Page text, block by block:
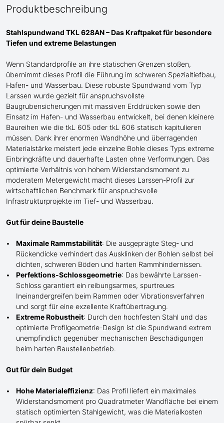
Produktbeschreibung
Stahlspundwand TKL 628AN – Das Kraftpaket fürbesondere
Tiefen und extreme Belastungen
Wenn Standardprofile an ihre statischen Grenzen stoßen,
übernimmt dieses Profil die Führung im schweren Spezialtiefbau,
Hafen- und Wasserbau. Diese robuste Spundwand vom Typ
Larssen wurde gezielt für anspruchsvollste
Baugrubensicherungen mit massiven Erddrücken sowie den
Einsatz im Hafen- und Wasserbau entwickelt, bei denen kleinere
Baureihen wie die tkL 605 oder tkL 606 statisch kapitulieren
müssen. Dank ihrer enormen Wandhöhe und überragenden
Materialstärke meistert jede einzelne Bohle dieses Typs extreme
Einbringkräfte und dauerhafte Lasten ohne Verformungen. Das
optimierte Verhältnis von hohem Widerstandsmoment zu
moderatem Metergewicht macht dieses Larssen-Profil zur
wirtschaftlichen Benchmark für anspruchsvolle
Infrastrukturprojekte im Tief- und Wasserbau.
Gut für deine Baustelle
Maximale Rammstabilität: Die ausgeprägte Steg- und
Rückendicke verhindert das Ausklinken der Bohlen selbst bei
dichten, schweren Böden und harten Rammhindernissen.
Perfektions-Schlossgeometrie: Das bewährte Larssen-
Schloss garantiert ein reibungsarmes, spurtreues
Ineinandergreifen beim Rammen oder Vibrationsverfahren
und sorgt für eine exzellente Kraftübertragung.
Extreme Robustheit: Durch den hochfesten Stahl und das
optimierte Profilgeometrie-Design ist die Spundwand extrem
unempfindlich gegenüber mechanischen Beschädigungen
beim harten Baustellenbetrieb.
Gut für dein Budget
Hohe Materialeffizienz: Das Profil liefert ein maximales
Widerstandsmoment pro Quadratmeter Wandfläche bei einem
statisch optimierten Stahlgewicht, was die Materialkosten